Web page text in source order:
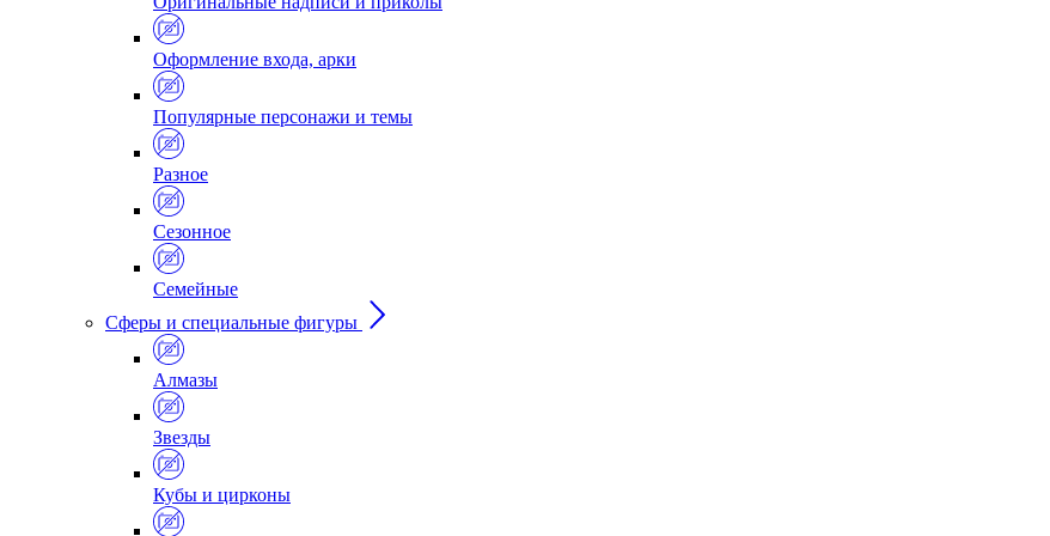
Оформление входа, арки
Популярные персонажи и темы
Разное
Сезонное
Семейные
Сферы и специальные фигуры
Алмазы
Звезды
Кубы и цирконы